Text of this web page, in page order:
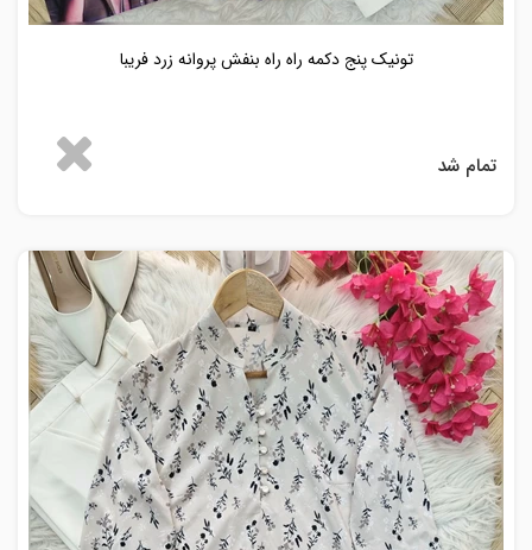
تونیک پنج دکمه راه راه بنفش پروانه زرد فریبا
تمام شد